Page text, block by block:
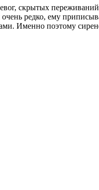
скрытых
редко, ему
Именно поэтому